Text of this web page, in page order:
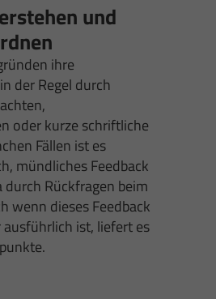
und
ihre
der Regel durch
oder kurze schriftliche
Fällen ist es
mündliches Feedback
Rückfragen beim
wenn dieses Feedback
ist, liefert es